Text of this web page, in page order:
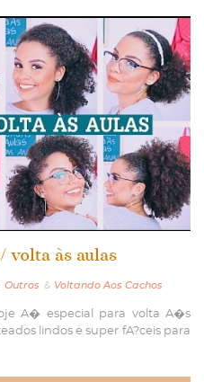
volta às aulas
Outros & Voltando Aos Cachos
A� especial para volta A�s
lindos e super fA?ceis para